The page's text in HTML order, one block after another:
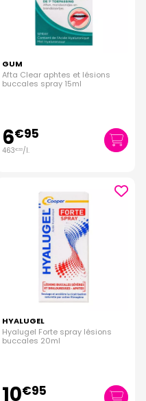
GUM
Afta Clear aphtes et lésions
buccales spray 15ml
6€95
463€33/l.
HYALUGEL
Hyalugel Forte spray lésions
buccales 20ml
10€95